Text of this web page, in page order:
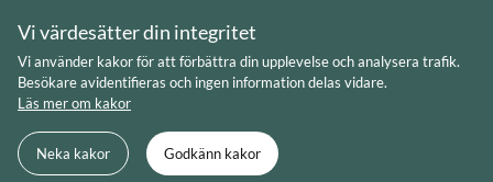
content
Sök Meny
Du är här: Startsida
Låg inflation bidrog till stigande reallöner i
april
Vi värdesätter din integritet
Vi använder kakor för att förbättra din upplevelse och analysera trafik.
Besökare avidentifieras och ingen information delas vidare.
Läs mer om kakor
Neka kakor Godkänn kakor